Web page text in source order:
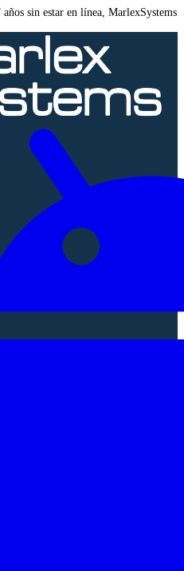
años sin estar en línea, MarlexSystems